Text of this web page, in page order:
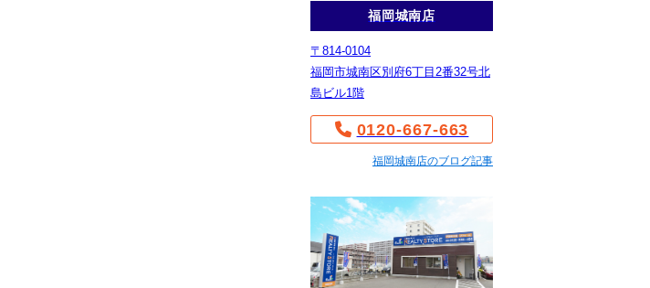
福岡城南店
〒814-0104
福岡市城南区別府6丁目2番32号北
島ビル1階
0120-667-663
福岡城南店のブログ記事